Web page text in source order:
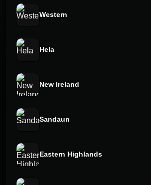
Western
Hela
New Ireland
Sandaun
Eastern Highlands